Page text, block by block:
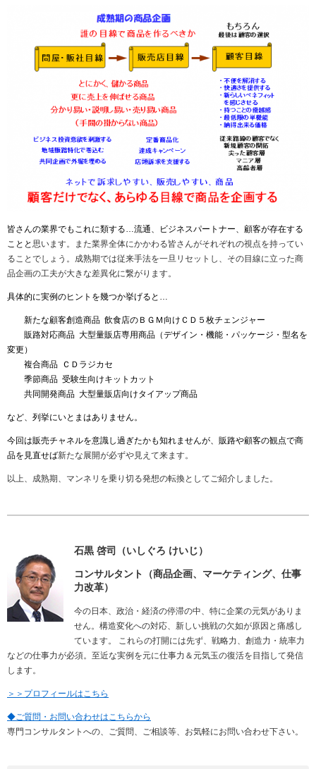
皆さんの業界でもこれに類する…流通、ビジネスパートナー、顧客が存在する
ことと思います。また業界全体にかかわる皆さんがそれぞれの視点を持ってい
ることでしょう。成熟期では従来手法を一旦リセットし、その目線に立った商
品企画の工夫が大きな差異化に繋がります。
具体的に実例のヒントを幾つか挙げると …
新たな顧客創造商品 飲食店のＢＧＭ向けＣＤ５枚チェンジャー
販路対応商品 大型量販店専用商品（デザイン・機能・パッケージ・型名を
変更）
複合商品 ＣＤラジカセ
季節商品 受験生向けキットカット
共同開発商品 大型量販店向けタイアップ商品
など、列挙にいとまはありません。
今回は販売チャネルを意識し過ぎたかも知れませんが、販路や顧客の観点で商
品を見直せば新たな展開が必ずや見えて来ます。
以上、成熟期、マンネリを乗り切る発想の転換としてご紹介しました。
石黒 啓司（いしぐろ けいじ）
コンサルタント（商品企画、マーケティング、仕事
力改革）
今の日本、政治・経済の停滞の中、特に企業の元気がありま
せん。構造変化への対応、新しい挑戦の欠如が原因と痛感し
ています。 これらの打開には先ず、戦略力、創造力・統率力
などの仕事力が必須。至近な実例を元に仕事力＆元気玉の復活を目指して発信
します。
＞＞プロフィールはこちら
◆ご質問・お問い合わせはこちらから
専門コンサルタントへの、ご質問、ご相談等、お気軽にお問い合わせ下さい。